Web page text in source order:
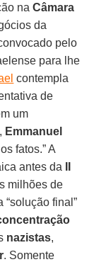
na Câmara
da
pelo
para lhe
contempla
de
um
Emmanuel
fatos.” A
antes da
milhões de
“solução final”
nazistas,
. Somente